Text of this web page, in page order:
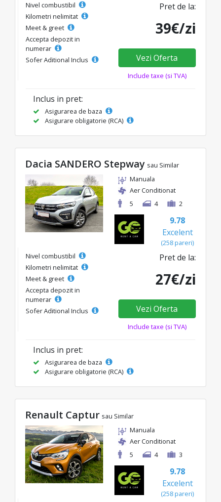
Nivel combustibil
Kilometri nelimitat
Meet & greet
Accepta depozit in
numerar
Sofer Aditional Inclus
Pret de la:
39€/zi
Vezi Oferta
Include taxe (si TVA)
Inclus in pret:
Asigurarea de baza
Asigurare obligatorie (RCA)
Dacia SANDERO Stepway sau Similar
Manuala
Aer Conditionat
5
4 2
9.78
Excelent
(258 pareri)
Nivel combustibil
Kilometri nelimitat
Meet & greet
Accepta depozit in
numerar
Sofer Aditional Inclus
Pret de la:
27€/zi
Vezi Oferta
Include taxe (si TVA)
Inclus in pret:
Asigurarea de baza
Asigurare obligatorie (RCA)
Renault Captur sau Similar
Manuala
Aer Conditionat
5
4 3
9.78
Excelent
(258 pareri)